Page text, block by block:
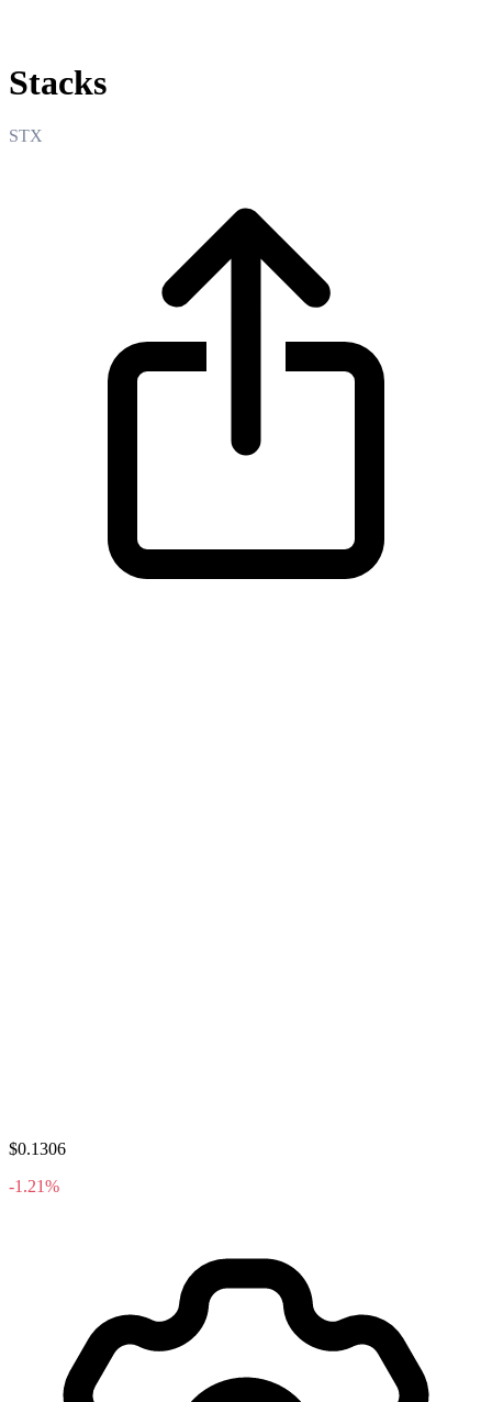
Stacks
STX
$0.1306
-1.21%